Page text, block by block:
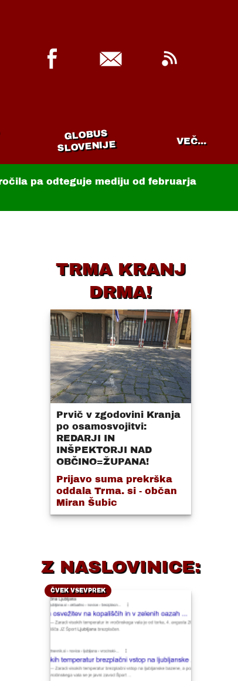
GLOBUS
SLOVENIJE VEČ...
pa odteguje mediju od februarja
TRMA KRANJ
DRMA!
Prvič v zgodovini Kranja
po osamosvojitvi:
REDARJI IN
INŠPEKTORJI NAD
OBČINO=ŽUPANA!
Prijavo suma prekrška
oddala Trma. si - občan
Miran Šubic
Z NASLOVINICE:
ČVEK VSEVPREK